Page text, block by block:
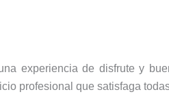
experiencia de disfrute y
profesional que satisfaga